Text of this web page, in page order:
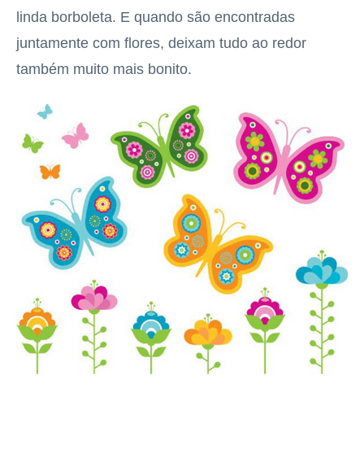
linda borboleta. E quando são encontradas
juntamente com flores, deixam tudo ao redor
também muito mais bonito.